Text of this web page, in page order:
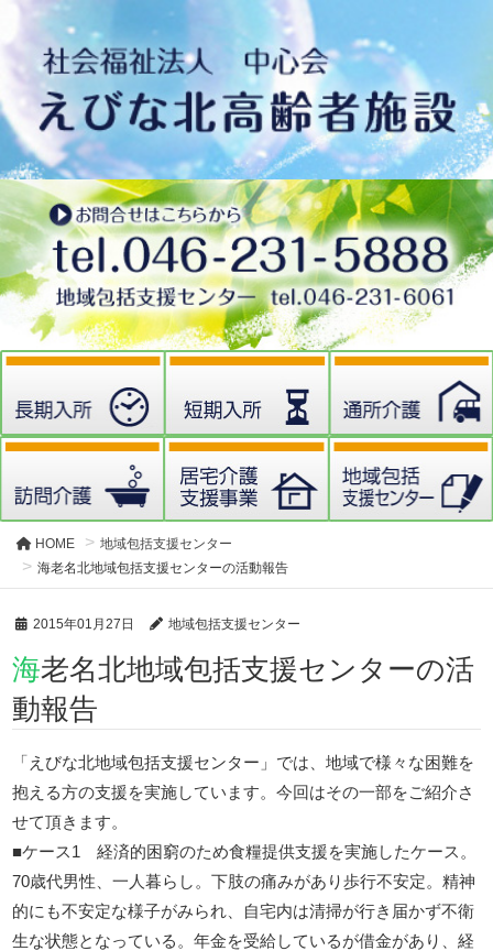
HOME
地域包括支援センター
海老名北地域包括支援センターの活動報告
2015年01月27日 地域包括支援センター
海老名北地域包括支援センターの活
動報告
「えびな北地域包括支援センター」では、地域で様々な困難を
抱える方の支援を実施しています。今回はその一部をご紹介さ
せて頂きます。
■ケース1 経済的困窮のため食糧提供支援を実施したケース。
70歳代男性、一人暮らし。下肢の痛みがあり歩行不安定。精神
的にも不安定な様子がみられ、自宅内は清掃が行き届かず不衛
生な状態となっている。年金を受給しているが借金があり、経